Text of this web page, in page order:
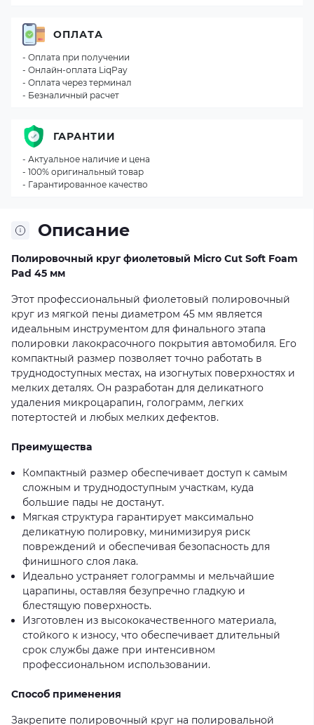
Описание
Полировочный круг фиолетовый Micro Cut Soft Foam
Pad 45 мм
Этот профессиональный фиолетовый полировочный
круг из мягкой пены диаметром 45 мм является
идеальным инструментом для финального этапа
полировки лакокрасочного покрытия автомобиля. Его
компактный размер позволяет точно работать в
труднодоступных местах, на изогнутых поверхностях и
мелких деталях. Он разработан для деликатного
удаления микроцарапин, голограмм, легких
потертостей и любых мелких дефектов.
Преимущества
Компактный размер обеспечивает доступ к самым
сложным и труднодоступным участкам, куда
большие пады не достанут.
Мягкая структура гарантирует максимально
деликатную полировку, минимизируя риск
повреждений и обеспечивая безопасность для
финишного слоя лака.
Идеально устраняет голограммы и мельчайшие
царапины, оставляя безупречно гладкую и
блестящую поверхность.
Изготовлен из высококачественного материала,
стойкого к износу, что обеспечивает длительный
срок службы даже при интенсивном
профессиональном использовании.
Способ применения
Закрепите полировочный круг на полировальной
ОПЛАТА
- Оплата при получении
- Онлайн-оплата LiqPay
- Оплата через терминал
- Безналичный расчет
ГАРАНТИИ
- Актуальное наличие и цена
- 100% оригинальный товар
- Гарантированное качество